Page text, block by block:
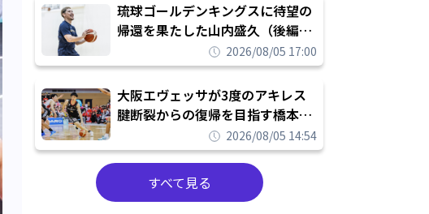
琉球ゴールデンキングスに待望の
帰還を果たした山内盛久（後編）
「1人のウチナーンチュとしてみ
んなが誇りに思えるチームにして
いく」
2026/08/05 17:00
大阪エヴェッサが3度のアキレス
腱断裂からの復帰を目指す橋本拓
哉と契約を締結「もう一度コート
に立ちたい」
2026/08/05 14:54
すべて見る